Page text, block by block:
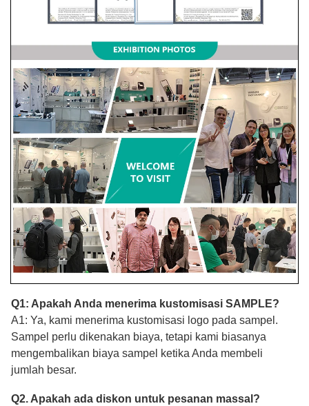
Q1: Apakah Anda menerima kustomisasi SAMPLE?
A1: Ya, kami menerima kustomisasi logo pada sampel.
Sampel perlu dikenakan biaya, tetapi kami biasanya
mengembalikan biaya sampel ketika Anda membeli
jumlah besar.
Q2. Apakah ada diskon untuk pesanan massal?